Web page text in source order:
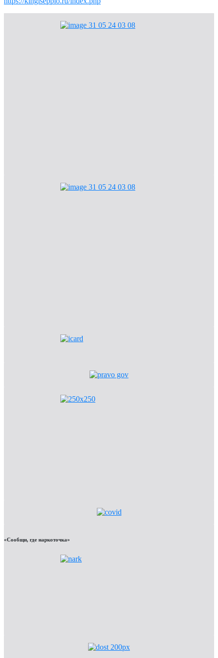
«Сообщи, где наркоточка»